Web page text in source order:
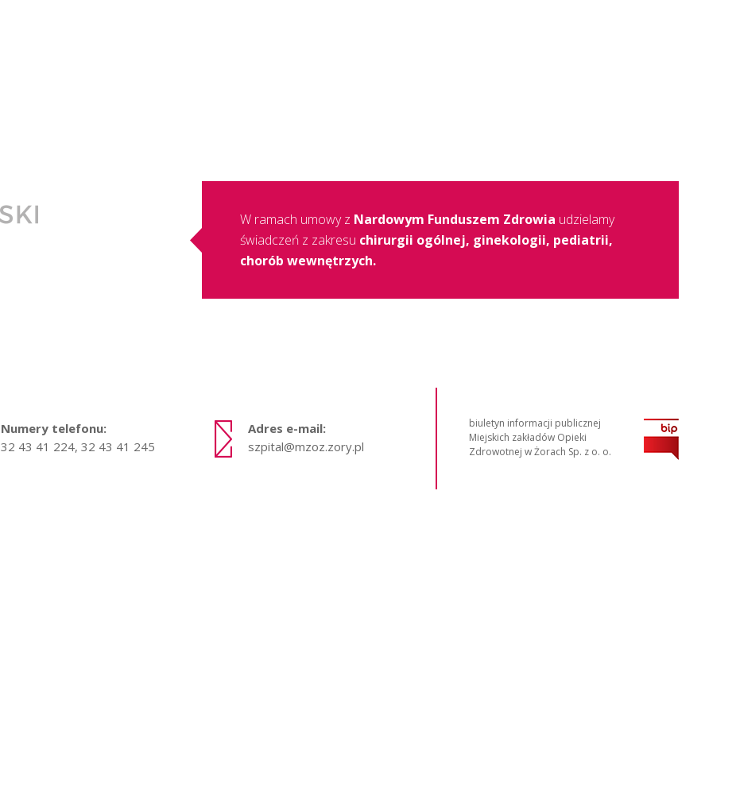
W ramach umowy z Nardowym Funduszem Zdrowia udzielamy
świadczeń z zakresu chirurgii ogólnej, ginekologii, pediatrii,
chorób wewnętrzych.
Numery telefonu:
32 43 41 224, 32 43 41 245
Adres e-mail:
szpital@mzoz.zory.pl
biuletyn informacji publicznej
Miejskich zakładów Opieki
Zdrowotnej w Żorach Sp. z o. o.